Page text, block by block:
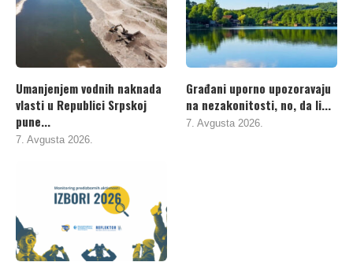
Umanjenjem vodnih naknada
vlasti u Republici Srpskoj
pune...
7. Avgusta 2026.
Građani uporno upozoravaju
na nezakonitosti, no, da li...
7. Avgusta 2026.